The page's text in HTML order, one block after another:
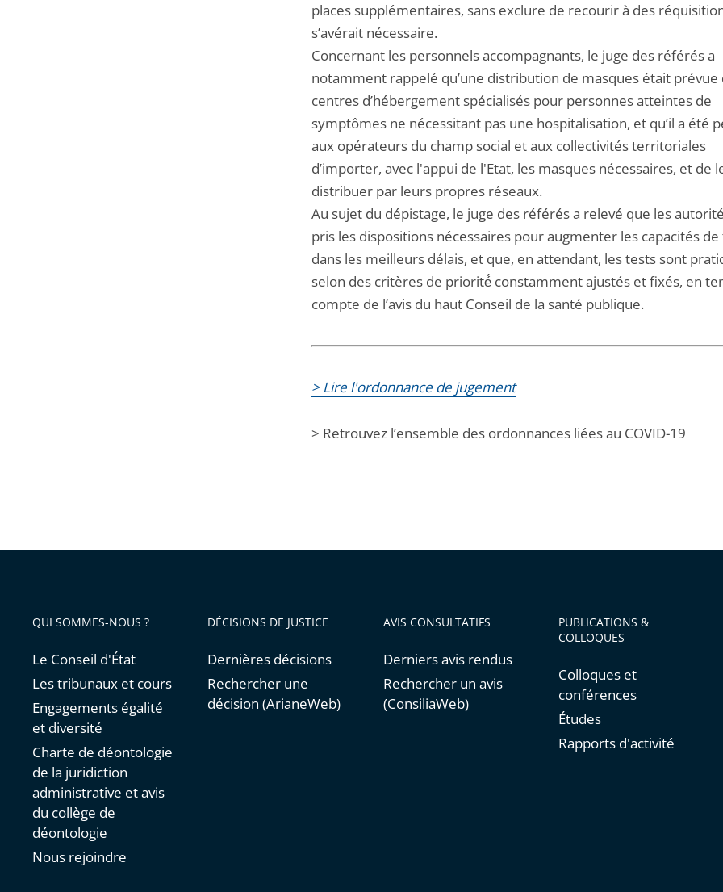
places supplémentaires, sans exclure de recourir à des
s’avérait nécessaire.
Concernant les personnels accompagnants, le juge des référés a
notamment rappelé qu’une distribution de masques était prévue
centres d’hébergement spécialisés pour personnes atteintes de
symptômes ne nécessitant pas une hospitalisation, et qu’il a été
aux opérateurs du champ social et aux collectivités territoriales
d’importer, avec l'appui de l'Etat, les masques nécessaires, et de
distribuer par leurs propres réseaux.
Au sujet du dépistage, le juge des référés a relevé que les
pris les dispositions nécessaires pour augmenter les capacités
dans les meilleurs délais, et que, en attendant, les tests sont
selon des critères de priorité́ constamment ajustés et fixés, en
compte de l’avis du haut Conseil de la santé publique.
> Lire l'ordonnance de jugement
> Retrouvez l’ensemble des ordonnances liées au COVID-19
QUI SOMMES-NOUS ?
Le Conseil d'État
Les tribunaux et cours
Engagements égalité
et diversité
Charte de déontologie
de la juridiction
administrative et avis
du collège de
déontologie
Nous rejoindre
DÉCISIONS DE JUSTICE
Dernières décisions
Rechercher une
décision (ArianeWeb)
AVIS CONSULTATIFS
Derniers avis rendus
Rechercher un avis
(ConsiliaWeb)
PUBLICATIONS &
COLLOQUES
Colloques et
conférences
Études
Rapports d'activité